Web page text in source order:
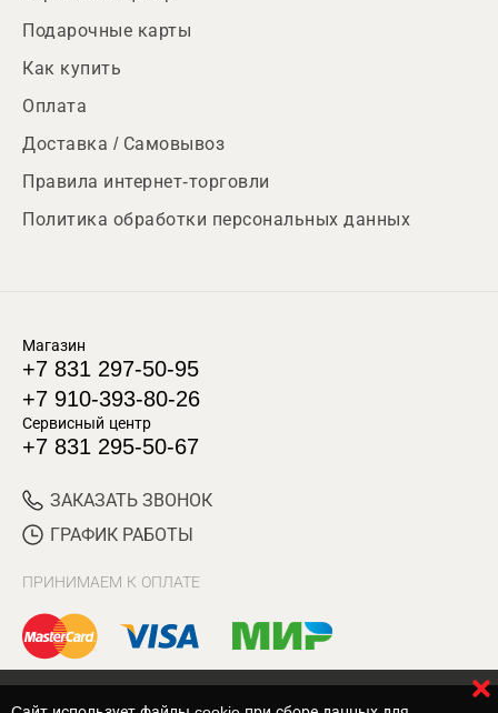
Подарочные карты
Как купить
Оплата
Доставка / Самовывоз
Правила интернет-торговли
Политика обработки персональных данных
Магазин
+7 831 297-50-95
+7 910-393-80-26
Сервисный центр
+7 831 295-50-67
ЗАКАЗАТЬ ЗВОНОК
ГРАФИК РАБОТЫ
ПРИНИМАЕМ К ОПЛАТЕ